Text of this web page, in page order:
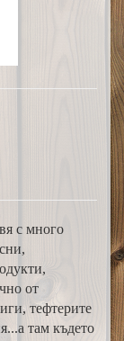
с много
от
тефтерите
там където